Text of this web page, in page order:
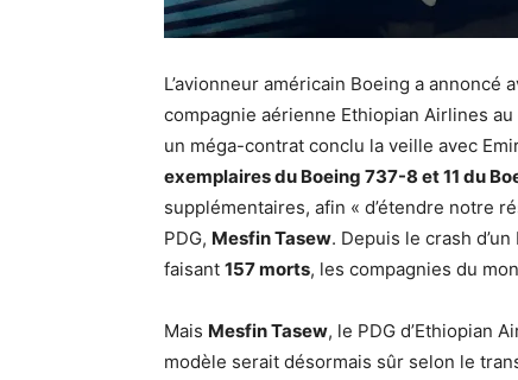
L’avionneur américain Boeing a
compagnie aérienne Ethiopian Airlines
un méga-contrat conclu la veille avec
exemplaires du Boeing 737-8 et 11 du
supplémentaires, afin « d’étendre notre
PDG, Mesfin Tasew. Depuis le crash d’un
faisant 157 morts, les compagnies du
Mais Mesfin Tasew, le PDG d’Ethiopian
modèle serait désormais sûr selon le